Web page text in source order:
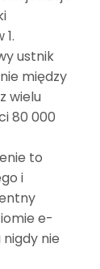
ustnik
między
wielu
80 000
to
i
e-
nie